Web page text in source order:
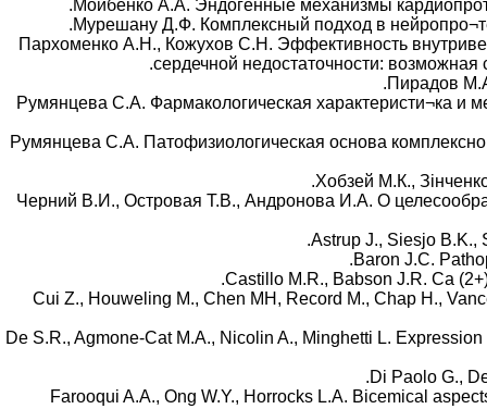
16. Пархоменко А.Н., Кожухов С.Н. Эффективность
сердечной недостаточности: возможная
18. Румянцева С.А. Фармакологическая характеристи¬ка
19. Румянцева С.А. Патофизиологическая основа
21. Черний В.И., Островая Т.В., Андронова И.А. О
25. Cui Z., Houweling M., Chen MH, Record M., Chap H.,
26. De S.R., Agmone-Cat M.A., Nicolin A., Minghetti L.
28. Farooqui A.A., Ong W.Y., Horrocks L.A. Bicemical